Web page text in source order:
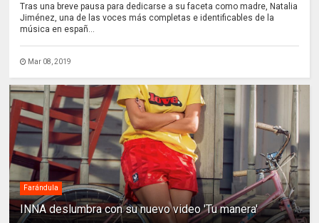
Tras una breve pausa para dedicarse a su faceta como madre, Natalia
Jiménez, una de las voces más completas e identificables de la
música en españ...
Mar 08, 2019
Farándula
INNA deslumbra con su nuevo video 'Tu manera'